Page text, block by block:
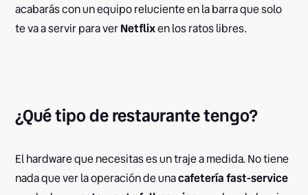
acabarás con un equipo reluciente en la barra que solo
te va a servir para verNetflixen los ratos libres.
¿Qué tipo de restaurante tengo?
El hardware que necesitas es un traje a medida. No tiene
nada que ver la operación de unacafetería fast-service